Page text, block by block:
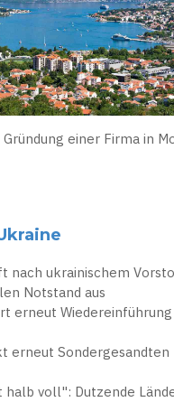
einer Firma in
nach ukrainischem
Notstand aus
erneut
erneut Sondergesandten
halb voll": Dutzende